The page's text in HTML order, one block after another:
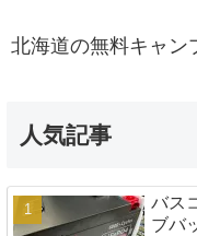
北海道の無料キャン
人気記事
バス
ブバ